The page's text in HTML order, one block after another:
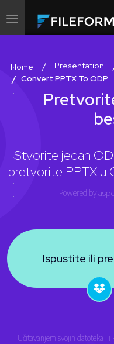
Uključi/isključi
navigaciju
Home Presentation
Convert PPTX To ODP
Stvorite jedan
pretvorite PPTX u
Powered by
Ispustite ili
Učitavanjem svojih datoteka ili